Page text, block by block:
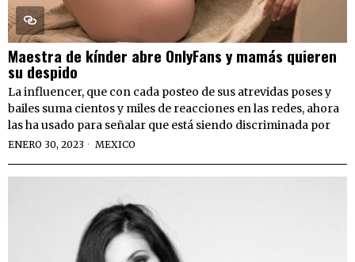
Maestra de kínder abre OnlyFans y mamás quieren
su despido
La influencer, que con cada posteo de sus atrevidas poses y
bailes suma cientos y miles de reacciones en las redes, ahora
las ha usado para señalar que está siendo discriminada por
ENERO 30, 2023 MEXICO